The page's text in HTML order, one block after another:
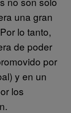
una gran
lo tanto,
de poder
por
y en un
los